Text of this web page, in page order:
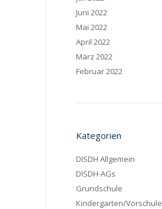
Juni 2022
Mai 2022
April 2022
März 2022
Februar 2022
Kategorien
DISDH Allgemein
DISDH-AGs
Grundschule
Kindergarten/Vorschule